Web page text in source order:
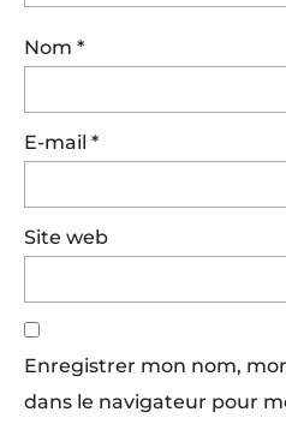
Nom *
E-mail *
Site web
Enregistrer mon nom,
dans le navigateur pour